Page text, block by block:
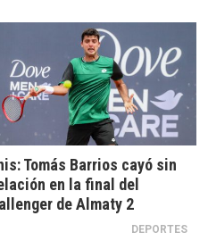
Tomás Barrios cayó sin
en la final del
de Almaty 2
DEPORTES